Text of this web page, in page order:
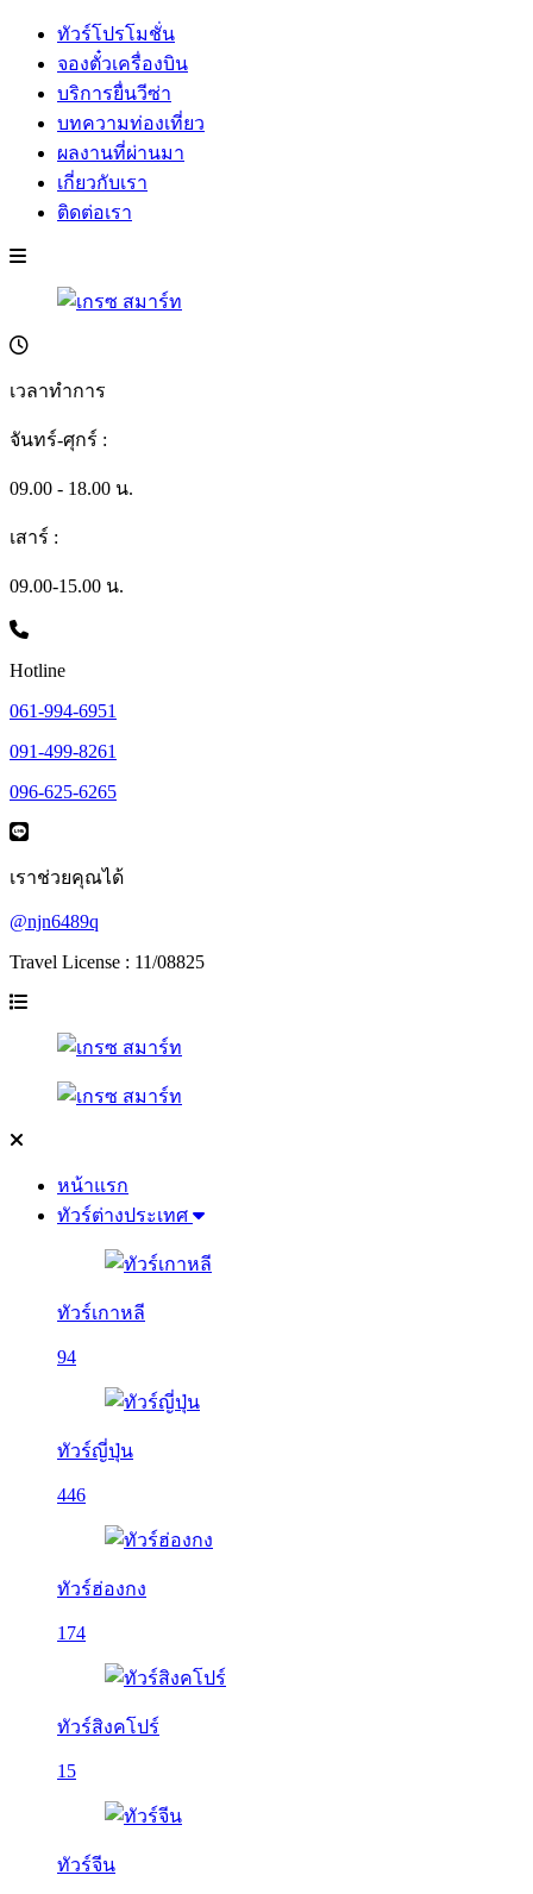
ทัวร์โปรโมชั่น
จองตั๋วเครื่องบิน
บริการยื่นวีซ่า
บทความท่องเที่ยว
ผลงานที่ผ่านมา
เกี่ยวกับเรา
ติดต่อเรา
เวลาทำการ
จันทร์-ศุกร์ :
09.00 - 18.00 น.
เสาร์ :
09.00-15.00 น.
Hotline
061-994-6951
091-499-8261
096-625-6265
เราช่วยคุณได้
@njn6489q
Travel License : 11/08825
หน้าแรก
ทัวร์ต่างประเทศ
ทัวร์เกาหลี
94
ทัวร์ญี่ปุ่น
446
ทัวร์ฮ่องกง
174
ทัวร์สิงคโปร์
15
ทัวร์จีน